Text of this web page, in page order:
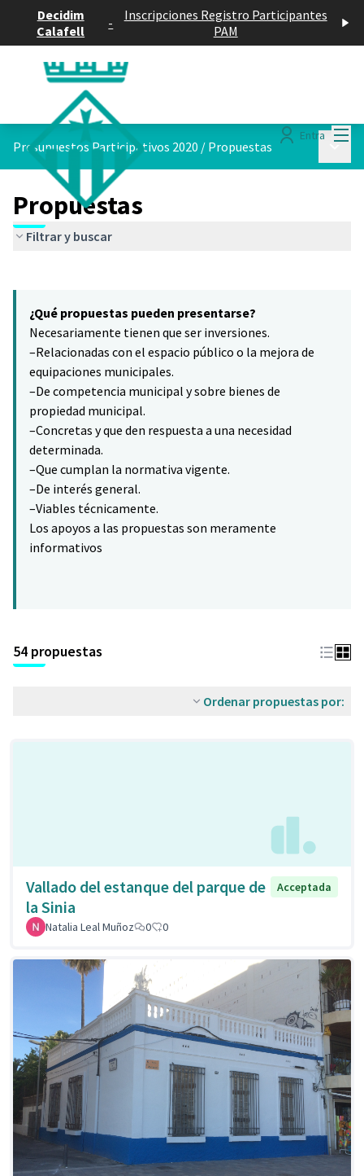
Decidim
Calafell
-
Inscripciones Registro Participantes
PAM
Entra
Presupuestos Participativos 2020 / Propuestas
Propuestas
Filtrar y buscar
−
¿Qué propuestas pueden presentarse?
Necesariamente tienen que ser inversiones.
–Relacionadas con el espacio público o la mejora de
equipaciones municipales.
–De competencia municipal y sobre bienes de
propiedad municipal.
–Concretas y que den respuesta a una necesidad
determinada.
–Que cumplan la normativa vigente.
–De interés general.
–Viables técnicamente.
Los apoyos a las propuestas son meramente
informativos
54 propuestas
Ordenar propuestas por:
Vallado del estanque del parque de
la Sinia
Acceptada
Natalia Leal Muñoz 0 0